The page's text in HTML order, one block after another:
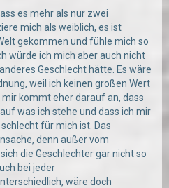
echt sehr kompliziert
schön für jemanden, der
einen Begriff für sich zu
100% passt). Aber inzwischen
von Gendern und
den Überblick verliert und das
mehr als 2 Gender. Aber man
oder einer ähnlichen
es mehr als nur zwei
mich als weiblich, es ist
gekommen und fühle mich so
würde ich mich aber auch nicht
Geschlecht hätte. Es wäre
weil ich keinen großen Wert
kommt eher darauf an, dass
was ich stehe und dass ich mir
für mich ist. Das
denn außer vom
die Geschlechter gar nicht so
bei jeder
wäre doch